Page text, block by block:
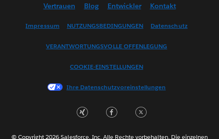
English (US)
Français (France)
한국어
Português
Vertrauen Blog Entwickler Kontakt
Impressum NUTZUNGSBEDINGUNGEN Datenschutz
VERANTWORTUNGSVOLLE OFFENLEGUNG
COOKIE-EINSTELLUNGEN
Ihre Datenschutzvoreinstellungen
© Copyright 2026 Salesforce, Inc. Alle Rechte vorbehalten. Die einzelnen